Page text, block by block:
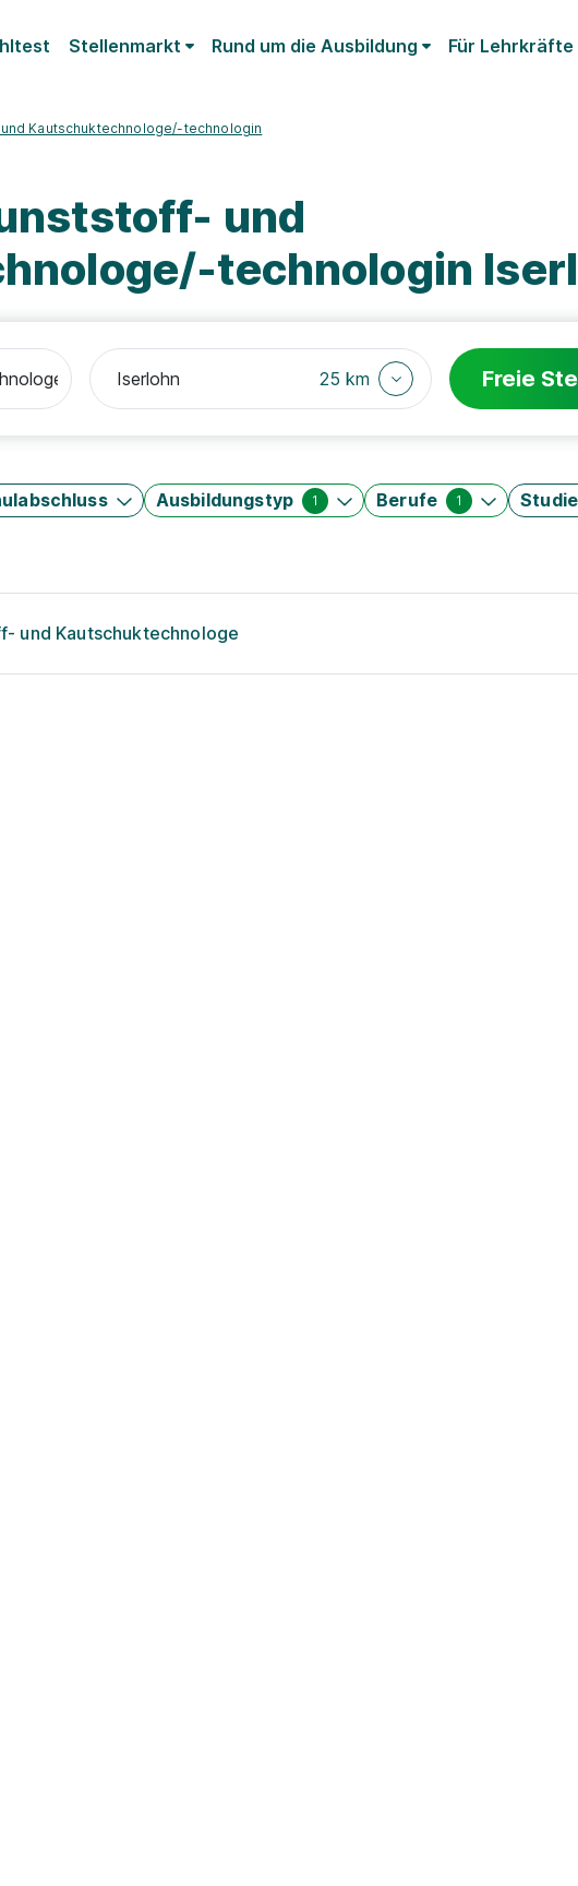
Stellenmarkt Rund um die Ausbildung Für Lehrkräfte
Kautschuktechnologe/-technologin
und
technologin
25 km Freie
Ausbildungstyp 1 Berufe 1
und Kautschuktechnologe